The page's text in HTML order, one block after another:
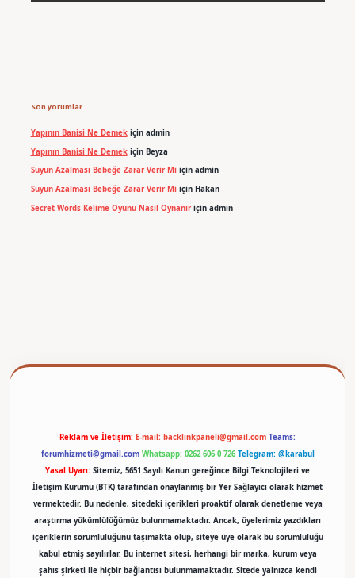
Son yorumlar
Yapının Banisi Ne Demekiçin admin
Yapının Banisi Ne Demekiçin Beyza
Suyun Azalması Bebeğe Zarar Verir Miiçin admin
Suyun Azalması Bebeğe Zarar Verir Miiçin Hakan
Secret Words Kelime Oyunu Nasıl Oynanıriçin admin
Reklam ve İletişim: E-mail: backlinkpaneli@gmail.com Teams:
forumhizmeti@gmail.com Whatsapp: 0262 606 0 726 Telegram: @karabul
Yasal Uyarı: Sitemiz, 5651 Sayılı Kanun gereğince Bilgi Teknolojileri ve
İletişim Kurumu (BTK) tarafından onaylanmış bir Yer Sağlayıcı olarak hizmet
vermektedir. Bu nedenle, sitedeki içerikleri proaktif olarak denetleme veya
araştırma yükümlülüğümüz bulunmamaktadır. Ancak, üyelerimiz yazdıkları
içeriklerin sorumluluğunu taşımakta olup, siteye üye olarak bu sorumluluğu
kabul etmiş sayılırlar. Bu internet sitesi, herhangi bir marka, kurum veya
şahıs şirketi ile hiçbir bağlantısı bulunmamaktadır. Sitede yalnızca kendi